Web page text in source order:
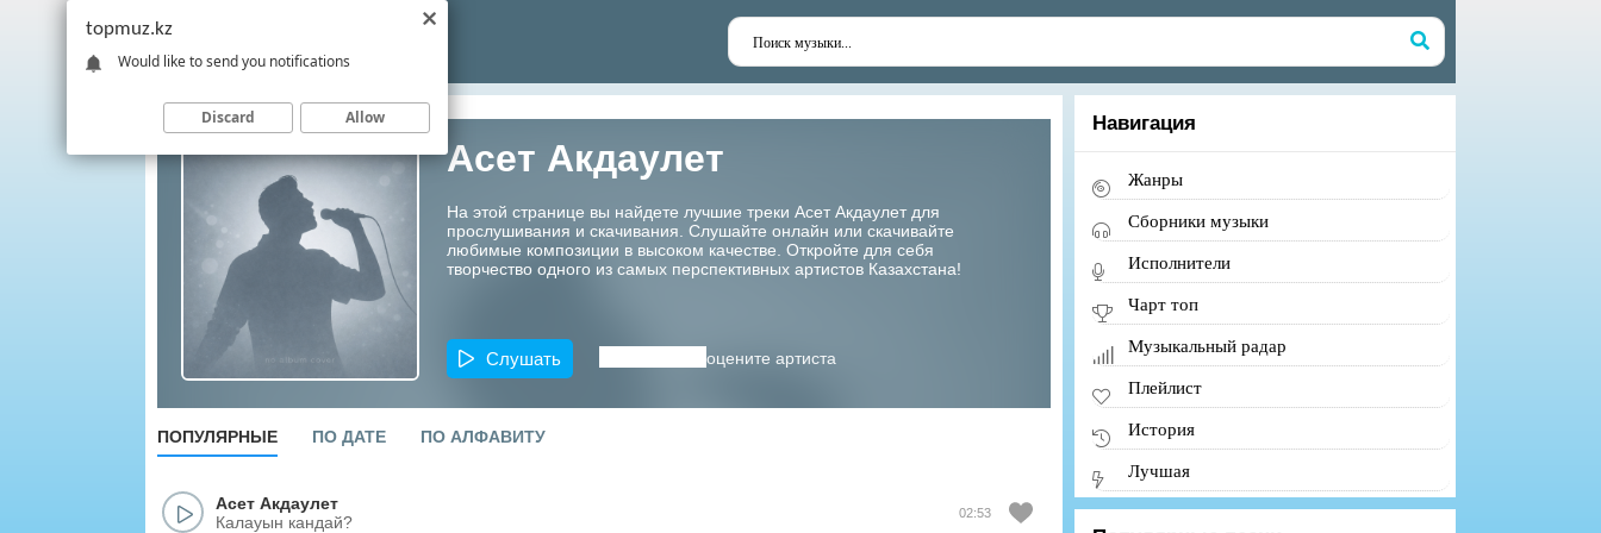
Асет Акдаулет
На этой странице вы найдете лучшие треки Асет Акдаулет для
прослушивания и скачивания. Слушайте онлайн или скачивайте
любимые композиции в высоком качестве. Откройте для себя
творчество одного из самых перспективных артистов Казахстана!
Слушать оцените артиста
ПОПУЛЯРНЫЕ ПО ДАТЕ ПО АЛФАВИТУ
Асет Акдаулет
Калауын кандай?
02:53
Навигация
Жанры
Сборники музыки
Исполнители
Чарт топ
Музыкальный радар
Плейлист
История
Лучшая
topmuz.kz
Would like to send you notifications
Discard Allow